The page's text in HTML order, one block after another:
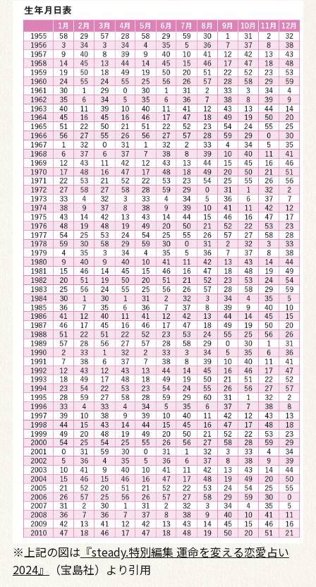
※上記の図は 『steady.特別編集 運命を変える恋愛占い
2024』
（宝島社）より引用